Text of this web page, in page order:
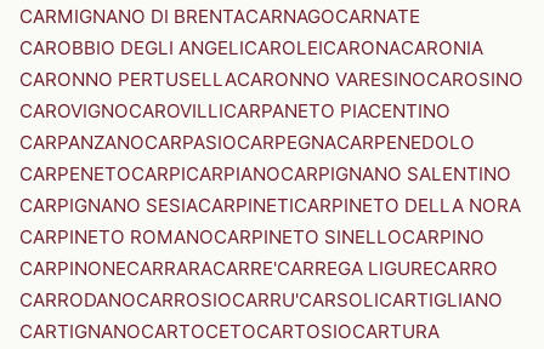
CARMIGNANO DI BRENTACARNAGOCARNATE
CAROBBIO DEGLI ANGELICAROLEICARONACARONIA
CARONNO PERTUSELLACARONNO VARESINOCAROSINO
CAROVIGNOCAROVILLICARPANETO PIACENTINO
CARPANZANOCARPASIOCARPEGNACARPENEDOLO
CARPENETOCARPICARPIANOCARPIGNANO SALENTINO
CARPIGNANO SESIACARPINETICARPINETO DELLA NORA
CARPINETO ROMANOCARPINETO SINELLOCARPINO
CARPINONECARRARACARRE'CARREGA LIGURECARRO
CARRODANOCARROSIOCARRU'CARSOLICARTIGLIANO
CARTIGNANOCARTOCETOCARTOSIOCARTURA